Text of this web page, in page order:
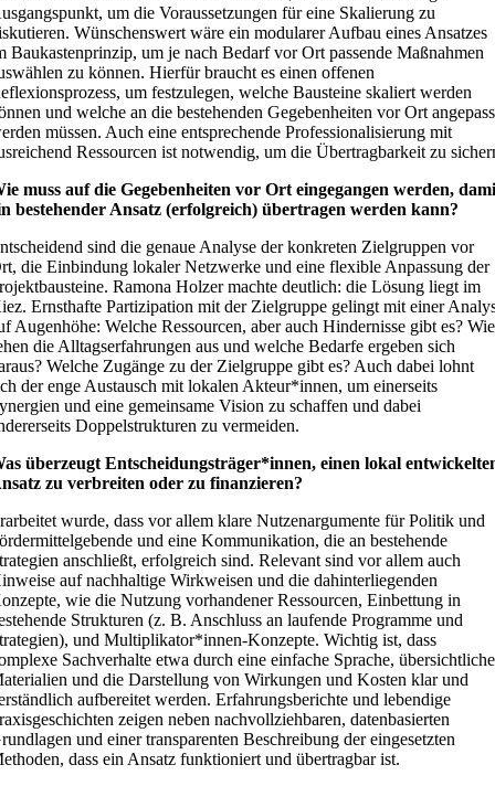
um die Voraussetzungen für eine Skalierung zu
Wünschenswert wäre ein modularer Aufbau eines Ansatzes
Baukastenprinzip, um je nach Bedarf vor Ort passende Maßnahmen
zu können. Hierfür braucht es einen offenen
um festzulegen, welche Bausteine skaliert werden
und welche an die bestehenden Gegebenheiten vor Ort
müssen. Auch eine entsprechende Professionalisierung mit
Ressourcen ist notwendig, um die Übertragbarkeit zu
muss auf die Gegebenheiten vor Ort eingegangen werden,
bestehender Ansatz (erfolgreich) übertragen werden kann?
sind die genaue Analyse der konkreten Zielgruppen vor
die Einbindung lokaler Netzwerke und eine flexible Anpassung der
Ramona Holzer machte deutlich: die Lösung liegt im
Ernsthafte Partizipation mit der Zielgruppe gelingt mit einer
Augenhöhe: Welche Ressourcen, aber auch Hindernisse gibt es? Wie
die Alltagserfahrungen aus und welche Bedarfe ergeben sich
Welche Zugänge zu der Zielgruppe gibt es? Auch dabei lohnt
der enge Austausch mit lokalen Akteur*innen, um einerseits
und eine gemeinsame Vision zu schaffen und dabei
Doppelstrukturen zu vermeiden.
überzeugt Entscheidungsträger*innen, einen lokal
zu verbreiten oder zu finanzieren?
wurde, dass vor allem klare Nutzenargumente für Politik und
und eine Kommunikation, die an bestehende
anschließt, erfolgreich sind. Relevant sind vor allem auch
auf nachhaltige Wirkweisen und die dahinterliegenden
wie die Nutzung vorhandener Ressourcen, Einbettung in
Strukturen (z. B. Anschluss an laufende Programme und
und Multiplikator*innen-Konzepte. Wichtig ist, dass
Sachverhalte etwa durch eine einfache Sprache, übersichtliche
und die Darstellung von Wirkungen und Kosten klar und
aufbereitet werden. Erfahrungsberichte und lebendige
zeigen neben nachvollziehbaren, datenbasierten
und einer transparenten Beschreibung der eingesetzten
dass ein Ansatz funktioniert und übertragbar ist.